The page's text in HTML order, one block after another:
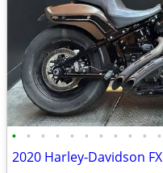
• • • • • • • • • • •
2020 Harley-Davidson